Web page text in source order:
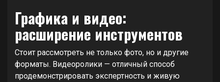
Графика и видео:
расширение инструментов
Стоит рассмотреть не только фото, но и другие
форматы. Видеоролики — отличный способ
продемонстрировать экспертность и живую